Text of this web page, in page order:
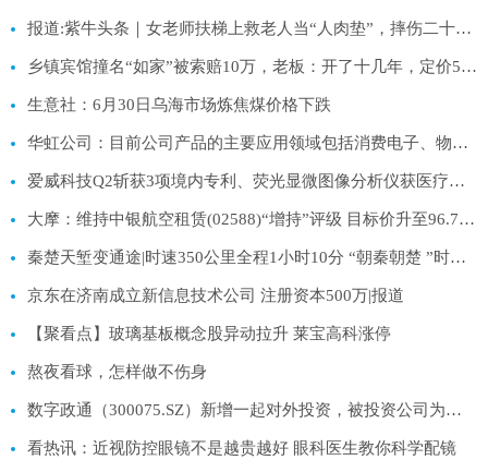
报道:紫牛头条｜女老师扶梯上救老人当“人肉垫”，摔伤二十多处婉拒医药费，警方启动见义勇为申报程序
乡镇宾馆撞名“如家”被索赔10万，老板：开了十几年，定价50元一晚
生意社：6月30日乌海市场炼焦煤价格下跌
华虹公司：目前公司产品的主要应用领域包括消费电子、物联网、工业智造、新能源汽车、新一代移动通讯等 每日视讯
爱威科技Q2斩获3项境内专利、荧光显微图像分析仪获医疗器械注册证_今日热议
大摩：维持中银航空租赁(02588)“增持”评级 目标价升至96.7港元
秦楚天堑变通途|时速350公里全程1小时10分 “朝秦朝楚 ”时代到来
京东在济南成立新信息技术公司 注册资本500万|报道
【聚看点】玻璃基板概念股异动拉升 莱宝高科涨停
熬夜看球，怎样做不伤身
数字政通（300075.SZ）新增一起对外投资，被投资公司为北京政通智算科技有限公司_焦点报道
看热讯：近视防控眼镜不是越贵越好 眼科医生教你科学配镜